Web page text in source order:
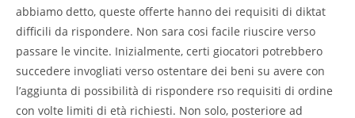
abbiamo detto, queste offerte hanno dei requisiti di diktat
difficili da rispondere. Non sara cosi facile riuscire verso
passare le vincite. Inizialmente, certi giocatori potrebbero
succedere invogliati verso ostentare dei beni su avere con
l’aggiunta di possibilità di rispondere rso requisiti di ordine
con volte limiti di età richiesti. Non solo, posteriore ad